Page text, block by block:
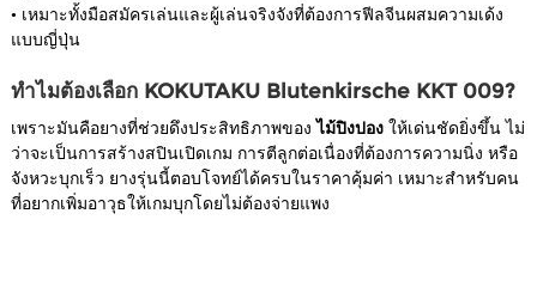
• เหมาะทั้งมือสมัครเล่นและผู้เล่นจริงจังที่ต้องการฟีลจีนผสมความเด้ง
แบบญี่ปุ่น
ทำไมต้องเลือก KOKUTAKU Blutenkirsche KKT 009?
เพราะมันคือยางที่ช่วยดึงประสิทธิภาพของ ไม้ปิงปอง ให้เด่นชัดยิ่งขึ้น ไม่
ว่าจะเป็นการสร้างสปินเปิดเกม การตีลูกต่อเนื่องที่ต้องการความนิ่ง หรือ
จังหวะบุกเร็ว ยางรุ่นนี้ตอบโจทย์ได้ครบในราคาคุ้มค่า เหมาะสำหรับคน
ที่อยากเพิ่มอาวุธให้เกมบุกโดยไม่ต้องจ่ายแพง